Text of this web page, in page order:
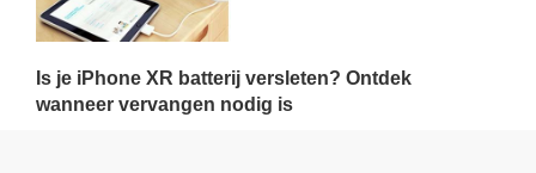
Is je iPhone XR batterij versleten? Ontdek
wanneer vervangen nodig is